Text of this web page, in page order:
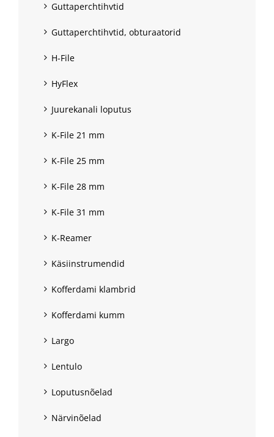
Guttaperchtihvtid
Guttaperchtihvtid, obturaatorid
H-File
HyFlex
Juurekanali loputus
K-File 21 mm
K-File 25 mm
K-File 28 mm
K-File 31 mm
K-Reamer
Käsiinstrumendid
Kofferdami klambrid
Kofferdami kumm
Largo
Lentulo
Loputusnõelad
Närvinõelad